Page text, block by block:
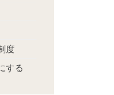
度
する